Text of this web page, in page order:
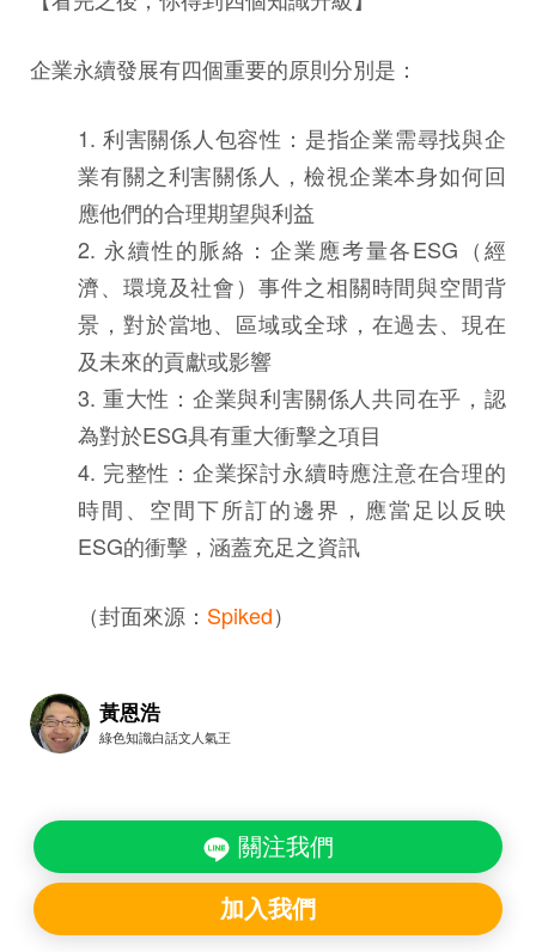
企業永續發展有四個重要的原則分別是：
1. 利害關係人包容性：是指企業需尋找與企
業有關之利害關係人，檢視企業本身如何回
應他們的合理期望與利益
2. 永續性的脈絡：企業應考量各ESG（經
濟、環境及社會）事件之相關時間與空間背
景，對於當地、區域或全球，在過去、現在
及未來的貢獻或影響
3. 重大性：企業與利害關係人共同在乎，認
為對於ESG具有重大衝擊之項目
4. 完整性：企業探討永續時應注意在合理的
時間、空間下所訂的邊界，應當足以反映
ESG的衝擊，涵蓋充足之資訊
（封面來源： Spiked）
黃恩浩
綠色知識白話文人氣王
關注我們
加入我們